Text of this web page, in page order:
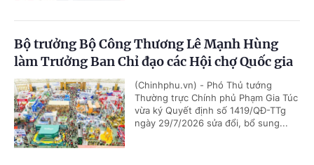
Bộ trưởng Bộ Công Thương Lê Mạnh Hùng
làm Trưởng Ban Chỉ đạo các Hội chợ Quốc gia
(Chinhphu.vn) - Phó Thủ tướng
Thường trực Chính phủ Phạm Gia Túc
vừa ký Quyết định số 1419/QĐ-TTg
ngày 29/7/2026 sửa đổi, bổ sung...